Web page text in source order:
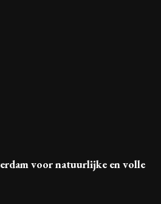
voor natuurlijke en volle